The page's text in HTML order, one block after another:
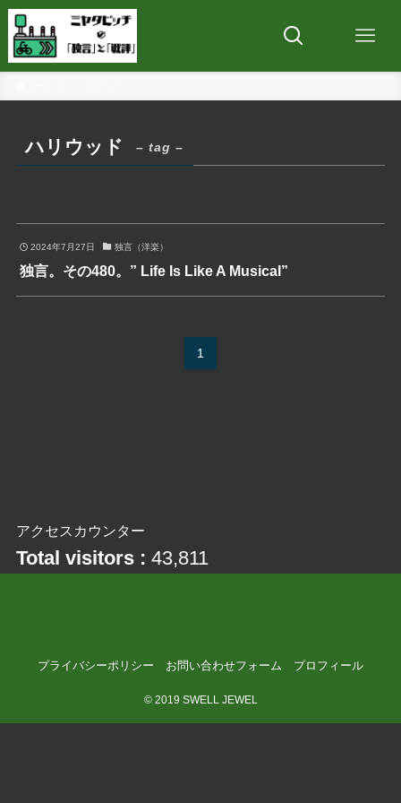
ハリウッド – tag –
2024年7月27日 独言（洋楽）
独言。その480。” Life Is Like A Musical”
1
アクセスカウンター
Total visitors : 43,811
プライバシーポリシー お問い合わせフォーム プロフィール
©2019 SWELL JEWEL